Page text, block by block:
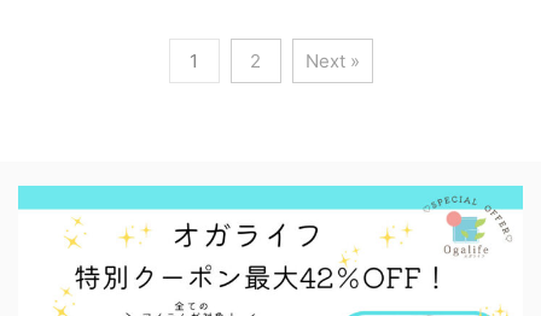
いないことだと思いませんか？今回は、精神保健福
祉士の資格を保有する私がマリッジブルーの正体を
1 2 Next »